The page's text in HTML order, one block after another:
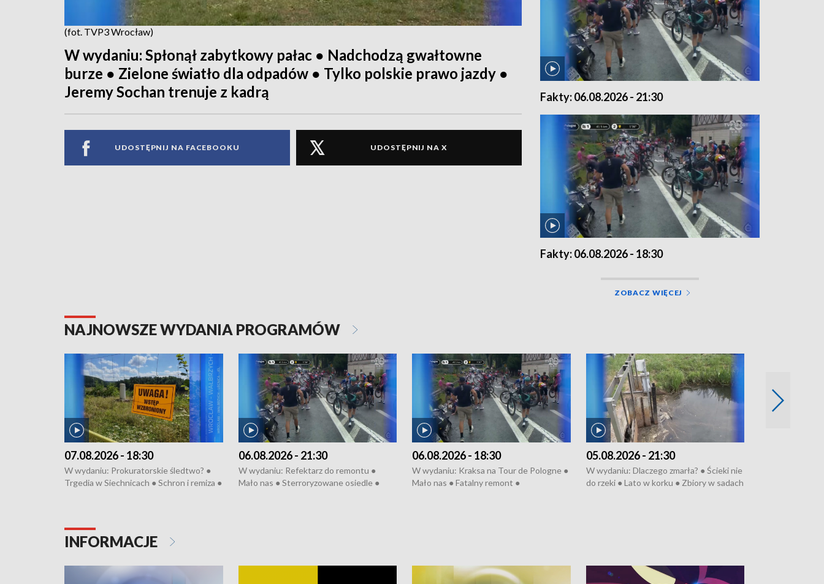
(fot. TVP3 Wrocław)
W wydaniu: Spłonął zabytkowy pałac ● Nadchodzą gwałtowne
burze ● Zielone światło dla odpadów ● Tylko polskie prawo jazdy ●
Jeremy Sochan trenuje z kadrą
UDOSTĘPNIJ NA FACEBOOKU UDOSTĘPNIJ NA X
Fakty: 06.08.2026 - 21:30
Fakty: 06.08.2026 - 18:30
ZOBACZ WIĘCEJ
NAJNOWSZE WYDANIA PROGRAMÓW
07.08.2026 - 18:30
W wydaniu: Prokuratorskie śledtwo? ●
Trgedia w Siechnicach ● Schron i remiza ●
● Odbudowa po powodzi ● Filmowy
Lubomierz
06.08.2026 - 21:30
W wydaniu: Refektarz do remontu ●
Mało nas ● Sterroryzowane osiedle ●
06.08.2026 - 18:30
W wydaniu: Kraksa na Tour de Pologne ●
Mało nas ● Fatalny remont ●
05.08.2026 - 21:30
W wydaniu: Dlaczego zmarła? ● Ścieki nie
do rzeki ● Lato w korku ● Zbiory w sadach
INFORMACJE